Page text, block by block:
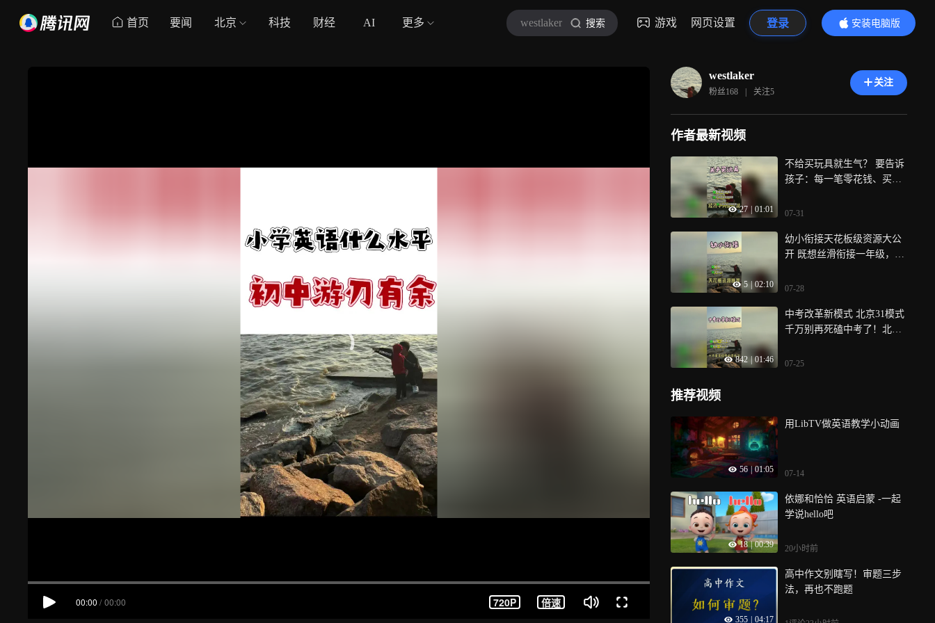
首页 要闻 北京 科技 财经 AI 更多 westlaker 搜索 游戏 网页设置 登录
安装电脑版
内容更精彩
00:00 / 00:00 720P 倍速
westlaker
粉丝168 | 关注5
关注
作者最新视频
27 01:01
不给买玩具就生气？ 要告诉
孩子：每一笔零花钱、买玩
本，当下买廉价玩具=放弃未
小支出长期会掏空预算，
一、告诉孩子通俗版经济学
延伸）：花钱有取舍，不能
钱不会凭空变多，家里每月
固定给你的娱乐预算只有300
分成6个50元小玩具，新鲜感
整年的高品质玩具，积少成
买力，每次冲动消费，都是
本：零散玩具积少成多造成
浪费低价玩具做工差、易损
期全部报废，所有支出全部
额支出叠加，总花费远高于
一次性买耐用玩具，属于典
07-31
5 02:10
幼小衔接天花板级资源大公
开 既想丝滑衔接一年级，又
源，做好幼小衔接的同时，
习惯，语数英三科同时推
进，想不当学霸都难
07-28
842 01:46
中考改革新模式 北京31模式
千万别再死磕中考了！北京1
考改革的预告信号！ 所有省
京先推行，之后全国照搬，
只等着初三拼死一搏，可人
家初二结束，高中名额就已
考定终身已经作废， 升学分
升初、初二提前择校、正常
中考，三条赛道并行，还只
别人一大截 第二个真相，短
07-25
推荐视频
56 01:05
用LibTV做英语教学小动画
07-14
18 | 00:39
依娜和恰恰 英语启蒙 -一起
学说hello吧
20小时前
355 04:17
高中作文别瞎写！审题三步
法，再也不跑题